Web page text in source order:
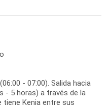
- 07:00). Salida hacia
- 5 horas) a través de la
tiene Kenia entre sus